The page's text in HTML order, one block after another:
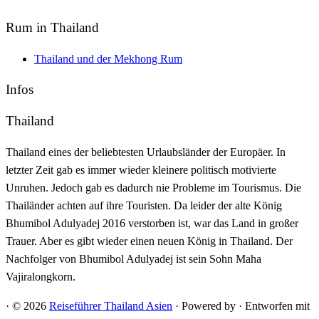
Rum in Thailand
Thailand und der Mekhong Rum
Infos
Thailand
Thailand eines der beliebtesten Urlaubsländer der Europäer. In
letzter Zeit gab es immer wieder kleinere politisch motivierte
Unruhen. Jedoch gab es dadurch nie Probleme im Tourismus. Die
Thailänder achten auf ihre Touristen. Da leider der alte König
Bhumibol Adulyadej 2016 verstorben ist, war das Land in großer
Trauer. Aber es gibt wieder einen neuen König in Thailand. Der
Nachfolger von Bhumibol Adulyadej ist sein Sohn Maha
Vajiralongkorn.
· © 2026 Reiseführer Thailand Asien · Powered by · Entworfen mit